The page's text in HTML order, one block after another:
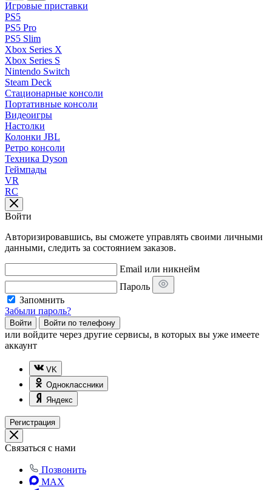
Игровые приставки
PS5
PS5 Pro
PS5 Slim
Xbox Series X
Xbox Series S
Nintendo Switch
Steam Deck
Стационарные консоли
Портативные консоли
Видеоигры
Настолки
Колонки JBL
Ретро консоли
Техника Dyson
Геймпады
VR
RC
Войти
Авторизировавшись, вы сможете управлять своими личными
данными, следить за состоянием заказов.
Email или никнейм
Пароль
Запомнить
Забыли пароль?
Войти Войти по телефону
или войдите через другие сервисы, в которых вы уже имеете
аккаунт
VK
Одноклассники
Яндекс
Регистрация
Связаться с нами
Позвонить
MAX